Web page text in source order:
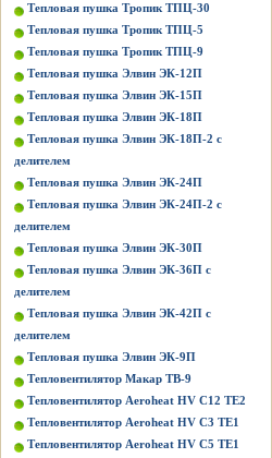
Тепловая пушка Тропик ТПЦ-30
Тепловая пушка Тропик ТПЦ-5
Тепловая пушка Тропик ТПЦ-9
Тепловая пушка Элвин ЭК-12П
Тепловая пушка Элвин ЭК-15П
Тепловая пушка Элвин ЭК-18П
Тепловая пушка Элвин ЭК-18П-2 с
делителем
Тепловая пушка Элвин ЭК-24П
Тепловая пушка Элвин ЭК-24П-2 с
делителем
Тепловая пушка Элвин ЭК-30П
Тепловая пушка Элвин ЭК-36П с
делителем
Тепловая пушка Элвин ЭК-42П с
делителем
Тепловая пушка Элвин ЭК-9П
Тепловентилятор Макар ТВ-9
Тепловентилятор Aeroheat HV C12 TE2
Тепловентилятор Aeroheat HV C3 TE1
Тепловентилятор Aeroheat HV C5 TE1